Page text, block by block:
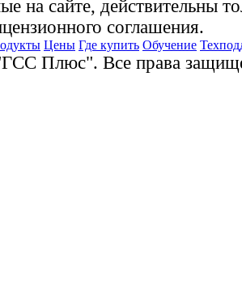
на сайте, действительны
соглашения.
Цены Где купить Обучение
Плюс". Все права